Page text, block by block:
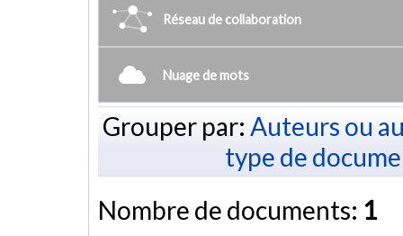
Réseau de collaboration
Nuage de mots
Grouper par: Auteurs ou
type de
Nombre de documents: 1